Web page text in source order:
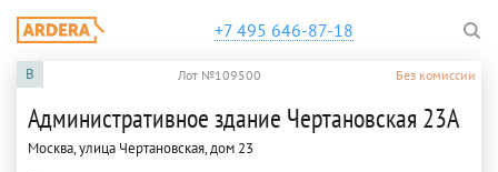
+7 495 646-87-18
B Лот №109500 Без комиссии
Административное здание Чертановская 23А
Москва, улица Чертановская, дом 23